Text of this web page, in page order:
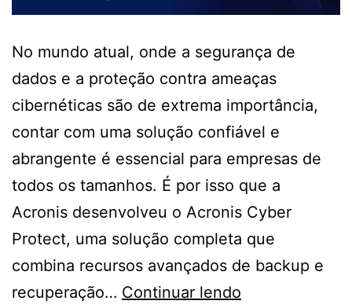
No mundo atual, onde a segurança de
dados e a proteção contra ameaças
cibernéticas são de extrema importância,
contar com uma solução confiável e
abrangente é essencial para empresas de
todos os tamanhos. É por isso que a
Acronis desenvolveu o Acronis Cyber
Protect, uma solução completa que
combina recursos avançados de backup e
recuperação… Continuar lendo